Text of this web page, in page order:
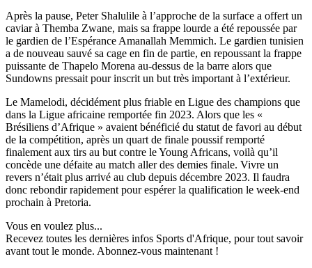
Après la pause, Peter Shalulile à l’approche de la surface a offert un
caviar à Themba Zwane, mais sa frappe lourde a été repoussée par
le gardien de l’Espérance Amanallah Memmich. Le gardien tunisien
a de nouveau sauvé sa cage en fin de partie, en repoussant la frappe
puissante de Thapelo Morena au-dessus de la barre alors que
Sundowns pressait pour inscrit un but très important à l’extérieur.
Le Mamelodi, décidément plus friable en Ligue des champions que
dans la Ligue africaine remportée fin 2023. Alors que les «
Brésiliens d’Afrique » avaient bénéficié du statut de favori au début
de la compétition, après un quart de finale poussif remporté
finalement aux tirs au but contre le Young Africans, voilà qu’il
concède une défaite au match aller des demies finale. Vivre un
revers n’était plus arrivé au club depuis décembre 2023. Il faudra
donc rebondir rapidement pour espérer la qualification le week-end
prochain à Pretoria.
Vous en voulez plus...
Recevez toutes les dernières infos Sports d'Afrique, pour tout savoir
avant tout le monde. Abonnez-vous maintenant !